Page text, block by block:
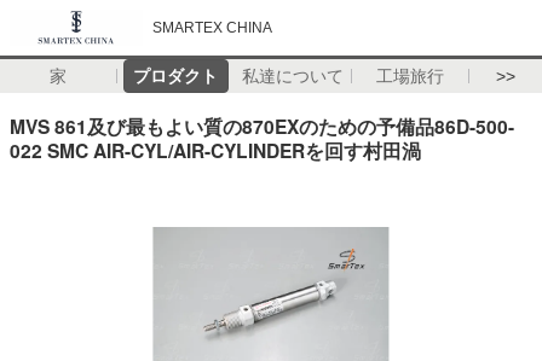
SMARTEX CHINA
家 プロダクト 私達について 工場旅行 >>
MVS 861及び最もよい質の870EXのための予備品86D-500-
022 SMC AIR-CYL/AIR-CYLINDERを回す村田渦